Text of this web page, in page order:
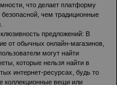
что делает платформу
безопасной, чем традиционные
предложений: В
от обычных онлайн-магазинов,
могут найти
которые нельзя найти в
интернет-ресурсах, будь то
коллекционные вещи или